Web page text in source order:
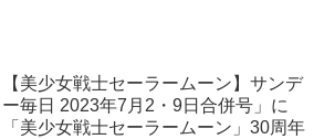
【美少女戦士セーラームーン】サンデ
ー毎日 2023年7月2・9日合併号」に
「美少女戦士セーラームーン」30周年